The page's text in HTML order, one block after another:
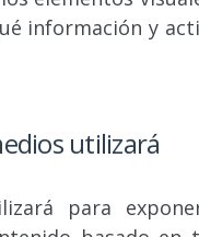
información y
utilizará
para